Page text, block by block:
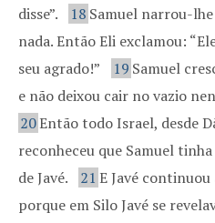
disse”.
18 Samuel narrou-
nada. Então Eli exclamou:
seu agrado!”
19 Samuel
e não deixou cair no vazio
20Então todo Israel, desde
reconheceu que Samuel
de Javé.
21 E Javé
porque em Silo Javé se